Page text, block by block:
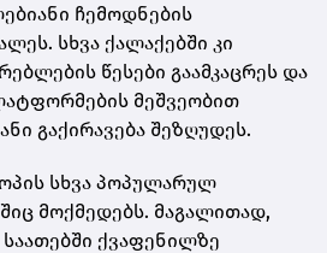
ჩემოდნების
სხვა ქალაქებში კი
წესები გაამკაცრეს და
მეშვეობით
გაქირავება შეზღუდეს.
სხვა პოპულარულ
მოქმედებს. მაგალითად,
ქვაფენილზე